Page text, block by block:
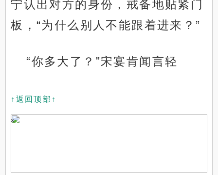
宁认出对方的身份，戒备地贴紧门
板，“为什么别人不能跟着进来？”
“你多大了？”宋宴肯闻言轻
↑返回顶部↑
x